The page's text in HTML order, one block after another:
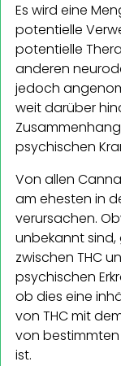
Es wird eine
potentielle
potentielle
anderen
jedoch
weit darüber
psychischen
Von allen
am ehesten in
verursachen.
unbekannt
zwischen THC
psychischen
ob dies eine
von THC mit
von
ist.